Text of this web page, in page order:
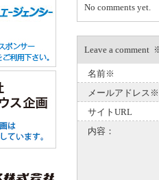
No comments yet.
Leave a
名前※
メールアドレス※
サイトURL
内容：